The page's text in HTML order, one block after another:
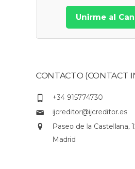
Unirme al
CONTACTO (CONTACT
+34 915774730
ijcreditor@ijcreditor.es
Paseo de la Castellana,
Madrid